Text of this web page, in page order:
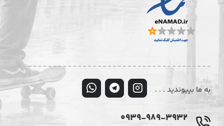
به ما بپیوندید . . .
0939-989-3932